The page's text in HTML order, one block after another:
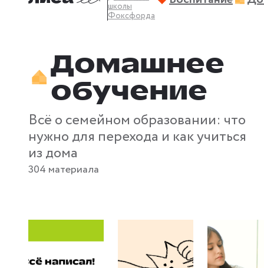
школы
Фоксфорда
Домашнее
обучение
Всё о семейном образовании: что
нужно для перехода и как учиться
из дома
304 материала